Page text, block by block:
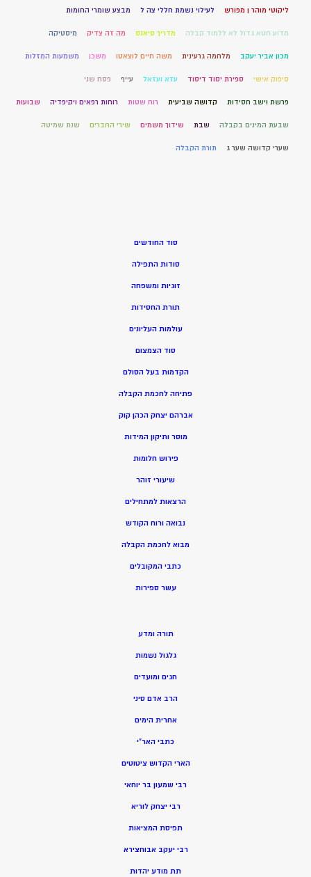
ליקוטי מוהר ן מפורש לעילוי נשמת חללי צה ל מבצע שומרי החומות
מדוע חטא גדול לא ללמוד קבלה מדריך סיאנס מה זה צדיק מיסטיקה
מכון אביר יעקב מלחמה גרעינית משה חיים לוצאטו משכן משמעות המזלות
סיפוק אישי ספירת יסוד דיסוד עזא ועזאל עייף פסח שני
פרשת וישב חסידות קדושה שביעית רוח שטות רוחות רפאים ויקיפדיה שבועות
שבעת המינים בקבלה שבת שידוך משמים שירי החברים שנת שמיטה
שערי קדושה שער ג תורת הקבלה
סוד החודשים
סודות התפילה
זוגיות ומשפחה
תורת החסידות
עולמות העליונים
סוד הצמצום
הקדמות בעל הסולם
פתיחה לחכמת הקבלה
אברהם יצחק הכהן קוק
מוסר ותיקון המידות
פירוש חלומות
שיעורי זוהר
הרצאות למתחילים
נבואה ורוח הקודש
מבוא לחכמת הקבלה
כתבי המקובלים
עשר ספירות
תורה ומדע
גלגול נשמות
חגים ומועדים
הרב אדם סיני
אחרית הימים
כתבי האר”י
הארי הקדוש ציטוטים
רבי שמעון בר יוחאי
רבי יצחק לוריא
תפיסת המציאות
רבי יעקב אבוחצירא
תת מודע יהדות